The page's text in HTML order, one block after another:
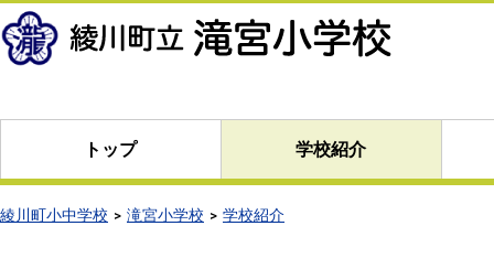
文
へ
動
トップ 学校紹介
綾川町小中学校 滝宮小学校 学校紹介